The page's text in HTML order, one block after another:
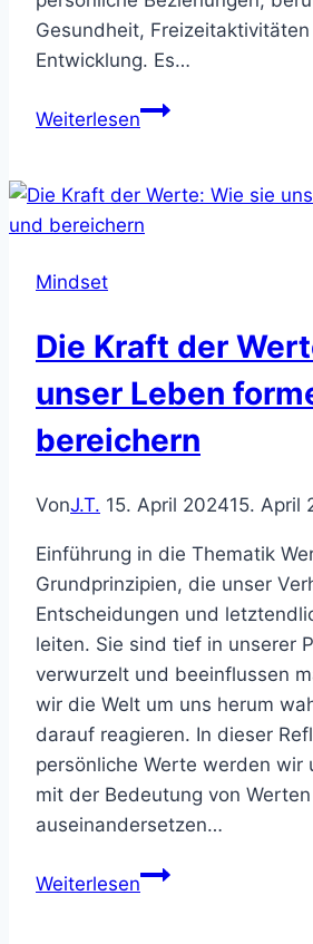
Gesundheit,
Entwicklung. Es…
WeiterlesenDas
Glücks:
Psychologische
die
unser
Wohlbefinden
beeinflussen
Mindset
Die Kraft der
unser Leben
bereichern
VonJ.T. 15. April 202415. April
Einführung in die Thematik
Grundprinzipien, die unser
Entscheidungen und
leiten. Sie sind tief in unserer
verwurzelt und beeinflussen
wir die Welt um uns herum
darauf reagieren. In dieser
persönliche Werte werden wir
mit der Bedeutung von Werten
auseinandersetzen…
WeiterlesenDie